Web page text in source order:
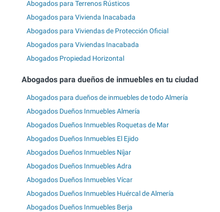
Abogados para Terrenos Rústicos
Abogados para Vivienda Inacabada
Abogados para Viviendas de Protección Oficial
Abogados para Viviendas Inacabada
Abogados Propiedad Horizontal
Abogados para dueños de inmuebles en tu ciudad
Abogados para dueños de inmuebles de todo Almería
Abogados Dueños Inmuebles Almería
Abogados Dueños Inmuebles Roquetas de Mar
Abogados Dueños Inmuebles El Ejido
Abogados Dueños Inmuebles Níjar
Abogados Dueños Inmuebles Adra
Abogados Dueños Inmuebles Vícar
Abogados Dueños Inmuebles Huércal de Almería
Abogados Dueños Inmuebles Berja